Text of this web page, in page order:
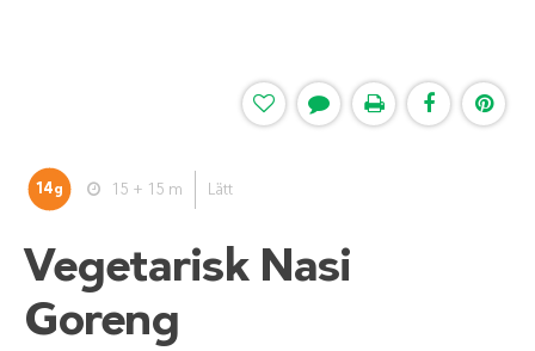
14g 15 + 15 m Lätt
Vegetarisk Nasi
Goreng